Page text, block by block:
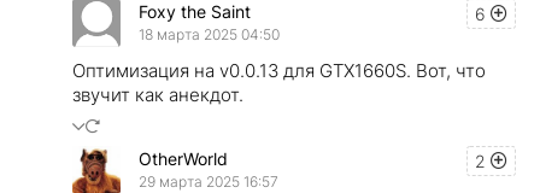
6
Foxy the Saint
18 марта 2025 04:50
Оптимизация на v0.0.13 для GTX1660S. Вот, что
звучит как анекдот.
2
OtherWorld
29 марта 2025 16:57